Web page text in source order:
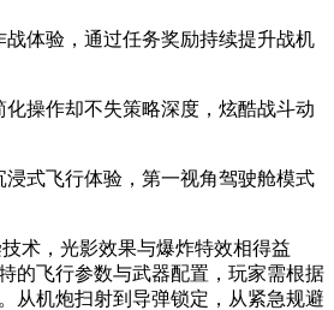
战体验，通过任务奖励持续提升战机
化操作却不失策略深度，炫酷战斗动
式飞行体验，第一视角驾驶舱模式
术，光影效果与爆炸特效相得益
的飞行参数与武器配置，玩家需根据
从机炮扫射到导弹锁定，从紧急规避